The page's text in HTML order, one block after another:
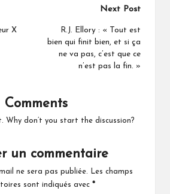
X
Next Post
R.J. Ellory : « Tout est
bien qui finit bien, et si ça
ne va pas, c’est que ce
n’est pas la fin. »
Comments
Why don’t you start the discussion?
un commentaire
ne sera pas publiée.
Les champs
sont indiqués avec *